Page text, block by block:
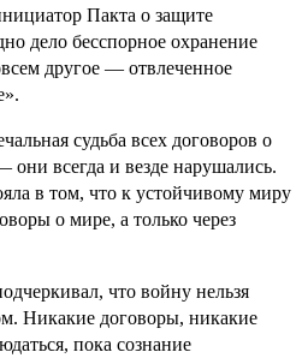
Пакта о защите
дело бесспорное охранение
другое — отвлеченное
судьба всех договоров о
всегда и везде нарушались.
в том, что к устойчивому миру
о мире, а только через
что войну нельзя
Никакие договоры, никакие
пока сознание